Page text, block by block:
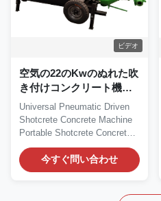
ビデオ
空気の22のKwのぬれた吹
き付けコンクリート機械
携帯用Gunite機械
Universal Pneumatic Driven
Shotcrete Concrete Machine
Portable Shotcrete Concrete
Machine...
今すぐ問い合わせ